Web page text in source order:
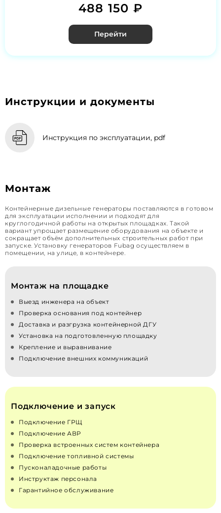
488 150 ₽
Перейти
Инструкции и документы
Инструкция по эксплуатации, pdf
Монтаж
Контейнерные дизельные генераторы поставляются в готовом
для эксплуатации исполнении и подходят для
круглогодичной работы на открытых площадках. Такой
вариант упрощает размещение оборудования на объекте и
сокращает объём дополнительных строительных работ при
запуске. Установку генераторов Fubag осуществляем в
помещении, на улице, в контейнере.
Монтаж на площадке
Выезд инженера на объект
Проверка основания под контейнер
Доставка и разгрузка контейнерной ДГУ
Установка на подготовленную площадку
Крепление и выравнивание
Подключение внешних коммуникаций
Подключение и запуск
Подключение ГРЩ
Подключение АВР
Проверка встроенных систем контейнера
Подключение топливной системы
Пусконаладочные работы
Инструктаж персонала
Гарантийное обслуживание